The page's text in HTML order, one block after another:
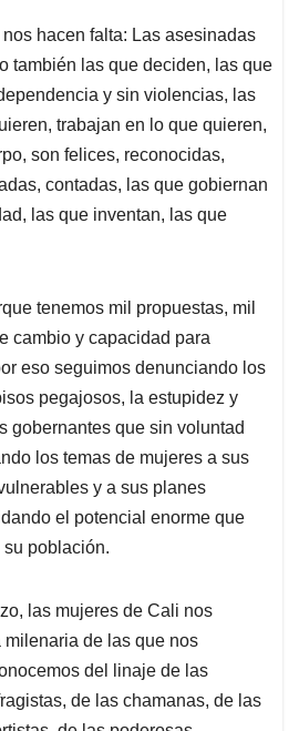
hacen falta: Las asesinadas
también las que deciden, las que
y sin violencias, las
trabajan en lo que quieren,
son felices, reconocidas,
contadas, las que gobiernan
las que inventan, las que
tenemos mil propuestas, mil
cambio y capacidad para
eso seguimos denunciando los
pegajosos, la estupidez y
gobernantes que sin voluntad
los temas de mujeres a sus
y a sus planes
el potencial enorme que
su población.
las mujeres de Cali nos
de las que nos
del linaje de las
de las chamanas, de las